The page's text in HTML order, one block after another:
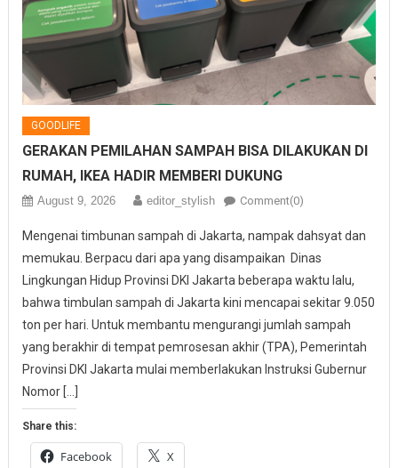
GOODLIFE
GERAKAN PEMILAHAN SAMPAH BISA DILAKUKAN DI
RUMAH, IKEA HADIR MEMBERI DUKUNG
August 9, 2026 editor_stylish Comment(0)
Mengenai timbunan sampah di Jakarta, nampak dahsyat dan
memukau. Berpacu dari apa yang disampaikan Dinas
Lingkungan Hidup Provinsi DKI Jakarta beberapa waktu lalu,
bahwa timbulan sampah di Jakarta kini mencapai sekitar 9.050
ton per hari. Untuk membantu mengurangi jumlah sampah
yang berakhir di tempat pemrosesan akhir (TPA), Pemerintah
Provinsi DKI Jakarta mulai memberlakukan Instruksi Gubernur
Nomor […]
Share this:
Facebook X